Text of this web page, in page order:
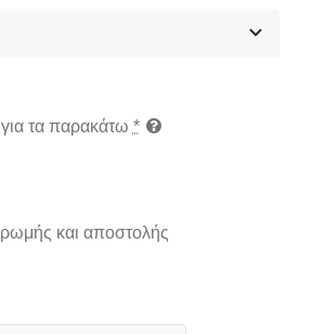
τα παρακάτω *
και αποστολής